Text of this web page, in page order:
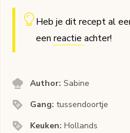
Heb je dit recept al
een reactie achter!
Author:Sabine
Gang:tussendoortje
Keuken:Hollands